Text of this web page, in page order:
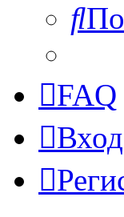
FAQ
Вход